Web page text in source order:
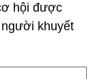
hội được
khuyết